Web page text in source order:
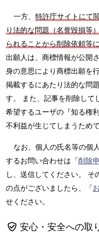
一方、 特許庁サイトにて
り法的な問題（名誉毀損等
られることから削除依頼等
出願人は、商標情報が公開
身の意思により商標出願を
掲載するにあたり法的な問
す。 また、記事を削除して
希望するユーザの『知る権
不利益が生じてしまうためで
なお、個人の氏名等の個
するお問い合わせは「削除
し、送信してください。 そ
の点がございましたら、「
せください。
安心・安全への取